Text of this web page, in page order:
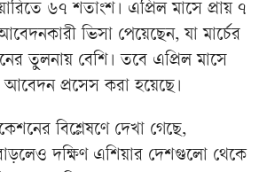
৬৭ শতাংশ। এপ্রিল মাসে প্রায় ৭
ভিসা পেয়েছেন, যা মার্চের
তুলনায় বেশি। তবে এপ্রিল মাসে
আবেদন প্রসেস করা হয়েছে।
বিশ্লেষণে দেখা গেছে,
দক্ষিণ এশিয়ার দেশগুলো থেকে